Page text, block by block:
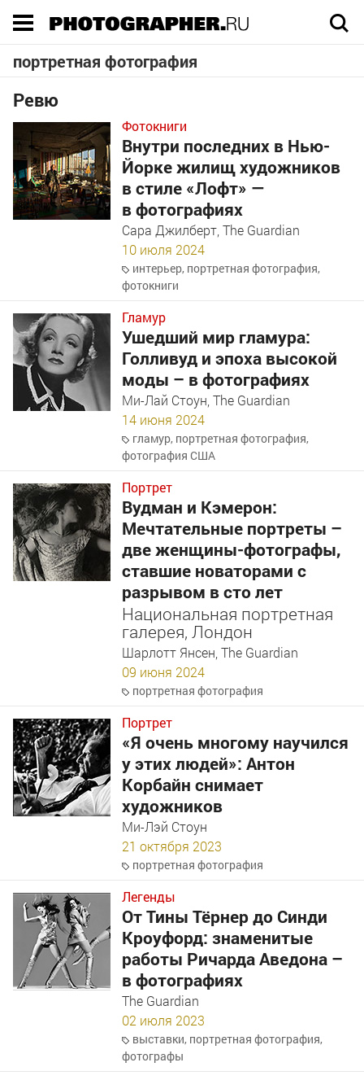
портретная фотография
Ревю
Фотокниги
Внутри последних в Нью-
Йорке жилищ художников
в стиле «Лофт» —
в фотографиях
Сара Джилберт, The Guardian
10 июля 2024
интерьер, портретная фотография,
фотокниги
Гламур
Ушедший мир гламура:
Голливуд и эпоха высокой
моды – в фотографиях
Ми-Лай Стоун, The Guardian
14 июня 2024
гламур, портретная фотография,
фотография США
Портрет
Вудман и Кэмерон:
Мечтательные портреты –
две женщины-фотографы,
ставшие новаторами с
разрывом в сто лет
Национальная портретная
галерея, Лондон
Шарлотт Янсен, The Guardian
09 июня 2024
портретная фотография
Портрет
«Я очень многому научился
у этих людей»: Антон
Корбайн снимает
художников
Ми-Лэй Стоун
21 октября 2023
портретная фотография
Легенды
От Тины Тёрнер до Синди
Кроуфорд: знаменитые
работы Ричарда Аведона –
в фотографиях
The Guardian
02 июля 2023
выставки, портретная фотография,
фотографы